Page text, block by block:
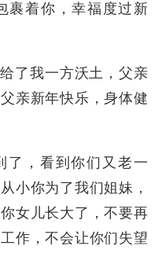
裹着你，幸福度过新
了我一方沃土，父亲
亲新年快乐，身体健
了，看到你们又老一
小你为了我们姐妹，
女儿长大了，不要再
作，不会让你们失望